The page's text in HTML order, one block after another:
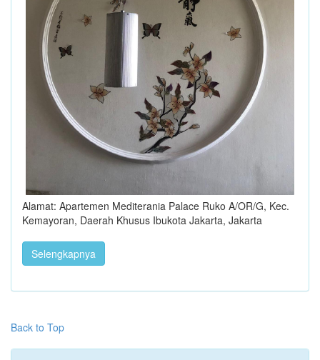
Alamat: Apartemen Mediterania Palace Ruko A/OR/G, Kec.
Kemayoran, Daerah Khusus Ibukota Jakarta, Jakarta
Selengkapnya
Back to Top